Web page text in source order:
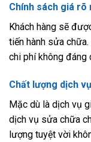
Chính sách giá rõ
Khách hàng sẽ
tiến hành sửa
chi phí không đáng
Chất lượng dịch
Mặc dù là dịch vụ
dịch vụ sửa chữa
lượng tuyệt vời